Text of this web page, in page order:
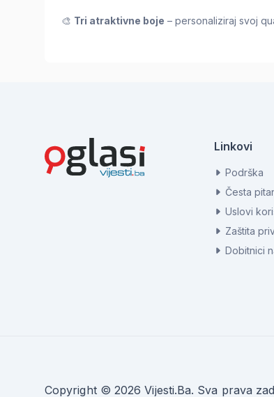
🎨 Tri atraktivne boje – personaliziraj svoj
Linkovi
Podrška
Česta
Uslovi
Zaštita
Dobitnici
Copyright © 2026 Vijesti.Ba. Sva prava